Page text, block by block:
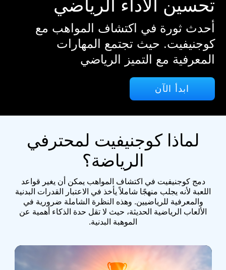
تحسين الأداء الرياضي
أحدث ثورة في اكتشاف المواهب مع
كوجنيفيت. حيث تجتمع المهارات
المعرفية مع التميز الرياضي
ابدأ الآن
لماذا كوجنيفيت لمحترفي
الرياضة؟
دمج كوجنيفيت في اكتشاف المواهب يمكن أن يغير قواعد
اللعبة لأنه يجلب منهجًا شاملاً يأخذ في الاعتبار القدرات البدنية
والمعرفية للرياضيين. وهذه النظرة الشاملة ضرورية في
الألعاب الرياضية الحديثة، حيث لا تقل حدة الذكاء أهمية عن
الموهبة البدنية.